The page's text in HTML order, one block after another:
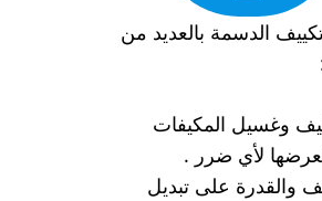
الدسمة بالعديد من
وغسيل المكيفات
لأي ضرر .
والقدرة على تبديل